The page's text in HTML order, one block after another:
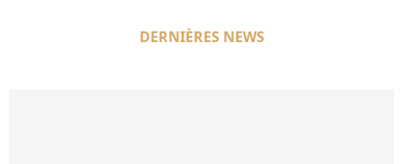
DERNIÈRES NEWS